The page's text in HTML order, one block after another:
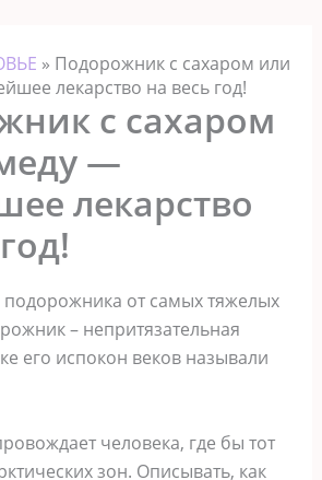
» Подорожник с сахаром или
лекарство на весь год!
с сахаром
—
лекарство
от самых тяжелых
– непритязательная
его испокон веков называли
человека, где бы тот
зон. Описывать, как